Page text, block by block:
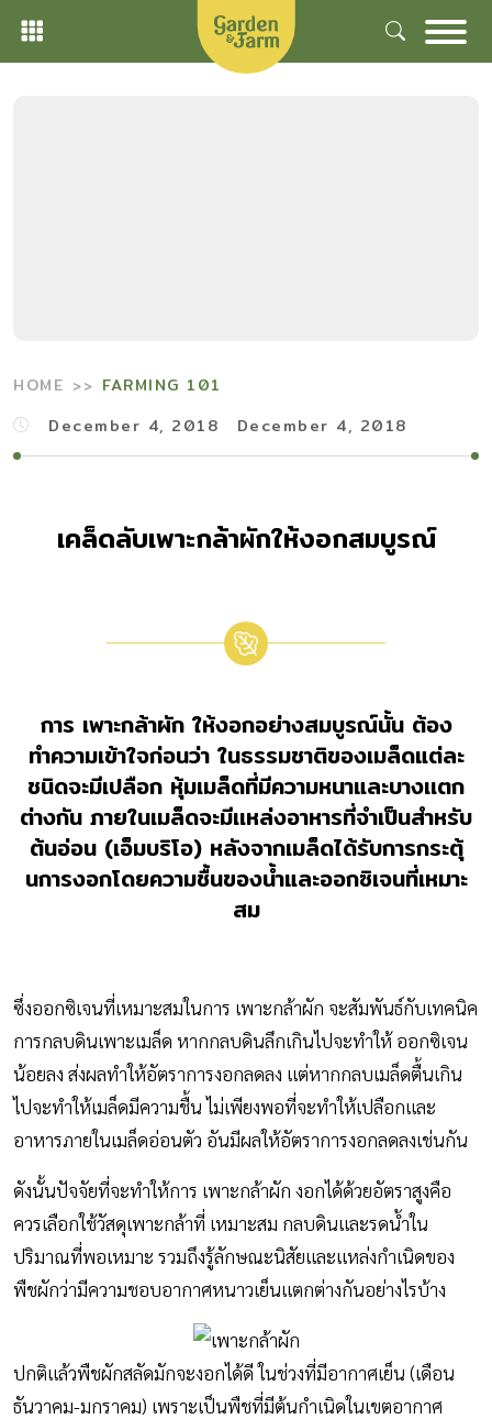
Skip
content
HOME
FARMING 101
December 4, 2018
December 4, 2018
เคล็ดลับเพาะกล้าผักให้งอกสมบูรณ์
การ เพาะกล้าผัก ให้งอกอย่างสมบูรณ์นั้น ต้อง
ทำความเข้าใจก่อนว่า ในธรรมชาติของเมล็ดแต่ละ
ชนิดจะมีเปลือก หุ้มเมล็ดที่มีความหนาและบางเเตก
ต่างกัน ภายในเมล็ดจะมีเเหล่งอาหารที่จำเป็นสำหรับ
ต้นอ่อน (เอ็มบริโอ) หลังจากเมล็ดได้รับการกระตุ้
นการงอกโดยความชื้นของน้ำและออกซิเจนที่เหมาะ
สม
ซึ่งออกซิเจนที่เหมาะสมในการ เพาะกล้าผัก จะสัมพันธ์กับเทคนิค
การกลบดินเพาะเมล็ด หากกลบดินลึกเกินไปจะทำให้ ออกซิเจน
น้อยลง ส่งผลทำให้อัตราการงอกลดลง เเต่หากกลบเมล็ดตื้นเกิน
ไปจะทำให้เมล็ดมีความชื้น ไม่เพียงพอที่จะทำให้เปลือกและ
อาหารภายในเมล็ดอ่อนตัว อันมีผลให้อัตราการงอกลดลงเช่นกัน
ดังนั้นปัจจัยที่จะทำให้การ เพาะกล้าผัก งอกได้ด้วยอัตราสูงคือ
ควรเลือกใช้วัสดุเพาะกล้าที่ เหมาะสม กลบดินและรดน้ำใน
ปริมาณที่พอเหมาะ รวมถึงรู้ลักษณะนิสัยและเเหล่งกำเนิดของ
พืชผักว่ามีความชอบอากาศหนาวเย็นเเตกต่างกันอย่างไรบ้าง
ปกติแล้วพืชผักสลัดมักจะงอกได้ดี ในช่วงที่มีอากาศเย็น (เดือน
ธันวาคม-มกราคม) เพราะเป็นพืชที่มีต้นกำเนิดในเขตอากาศ